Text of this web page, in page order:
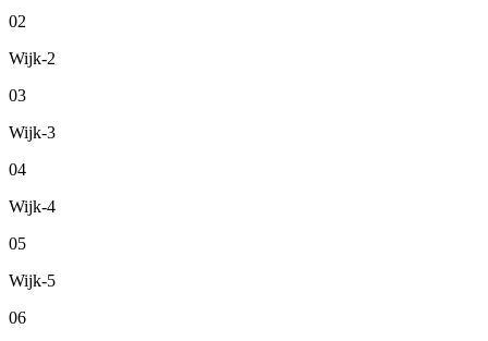
02
Wijk-2
03
Wijk-3
04
Wijk-4
05
Wijk-5
06